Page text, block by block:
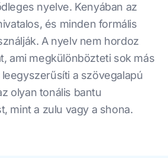
nyelve. Kenyában az
és minden formális
A nyelv nem hordoz
ami megkülönbözteti sok más
a szövegalapú
olyan tonális bantu
mint a zulu vagy a shona.